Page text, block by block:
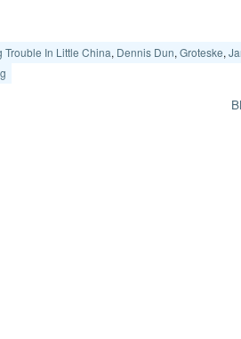
Trouble In Little China, Dennis Dun, Groteske,